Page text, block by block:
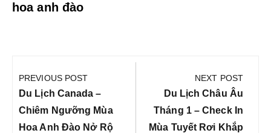
hoa anh đào
hướng
bài
viết
PREVIOUS POST
Previous
Post:
Du Lịch Canada –
Chiêm Ngưỡng Mùa
Hoa Anh Đào Nở Rộ
NEXT POST
Next
Post:
Du Lịch Châu Âu
Tháng 1 – Check In
Mùa Tuyết Rơi Khắp